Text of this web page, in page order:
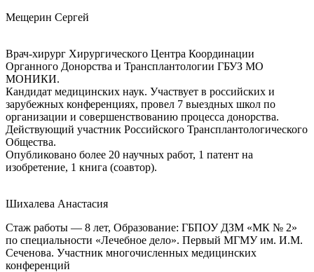
Мещерин Сергей
Врач-хирург Хирургического Центра Координации
Органного Донорства и Трансплантологии ГБУЗ МО
МОНИКИ.
Кандидат медицинских наук. Участвует в российских и
зарубежных конференциях, провел 7 выездных школ по
организации и совершенствованию процесса донорства.
Действующий участник Российского Трансплантологического
Общества.
Опубликовано более 20 научных работ, 1 патент на
изобретение, 1 книга (соавтор).
Шихалева Анастасия
Стаж работы — 8 лет, Образование: ГБПОУ ДЗМ «МК № 2»
по специальности «Лечебное дело». Первый МГМУ им. И.М.
Сеченова. Участник многочисленных медицинских
конференций